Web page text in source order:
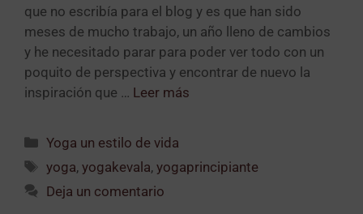
que no escribía para el blog y es que han sido
meses de mucho trabajo, un año lleno de cambios
y he necesitado parar para poder ver todo con un
poquito de perspectiva y encontrar de nuevo la
inspiración que … Leer más
Yoga un estilo de vida
yoga,yogakevala,yogaprincipiante
Deja un comentario